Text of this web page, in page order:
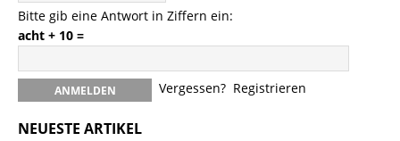
Bitte gib eine Antwort in Ziffern ein:
acht + 10 =
Vergessen? Registrieren
NEUESTE ARTIKEL